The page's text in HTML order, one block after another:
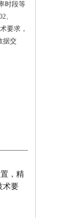
时段等
、
要求，
据交
，精
术要